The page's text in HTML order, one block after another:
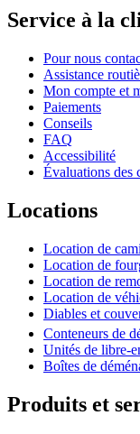
Service à la
Pour nous
Assistance
Mon compte et
Paiements
Conseils
FAQ
Accessibilité
Évaluations des
Locations
Location de
Location de
Location de
Location de
Diables et
Conteneurs de
Unités de libre-
Boîtes de
Produits et